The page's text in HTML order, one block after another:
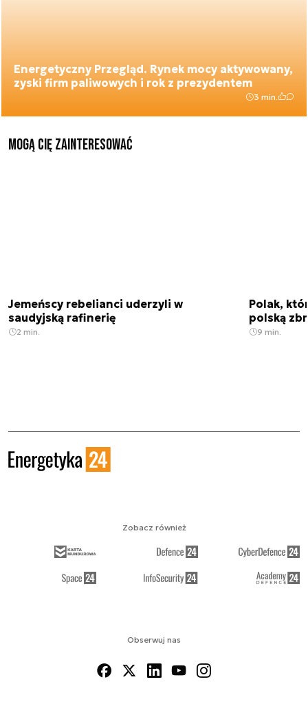
Energetyczny Przegląd. Rynek mocy aktywowany,
zyski firm paliwowych i rok z prezydentem
3 min.
Mogą Cię zainteresować
Jemeńscy rebelianci uderzyli w
saudyjską rafinerię
2 min.
Polak,
polską
9 min.
Obserwuj nas
Zobacz również